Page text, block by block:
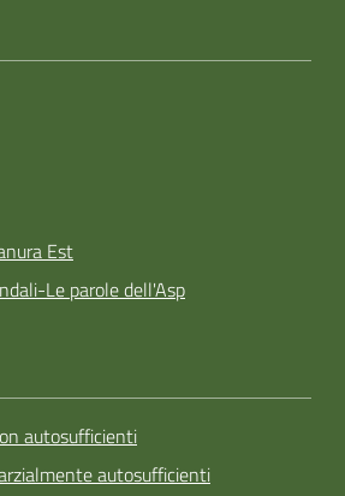
Est
Le parole dell'Asp
autosufficienti
autosufficienti